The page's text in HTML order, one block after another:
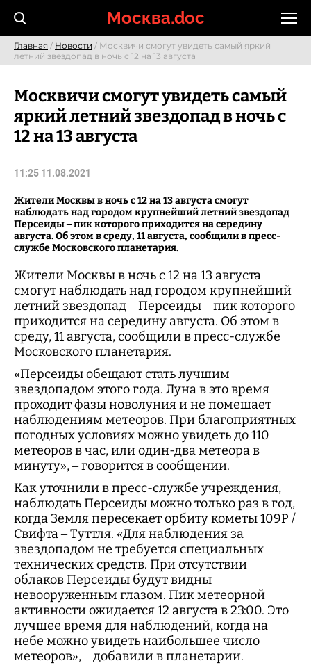
Москва.doc
Главная / Новости / Москвичи смогут увидеть самый яркий
летний звездопад в ночь с 12 на 13 августа
Москвичи смогут увидеть самый
яркий летний звездопад в ночь с
12 на 13 августа
11:25 11.08.2021
Жители Москвы в ночь с 12 на 13 августа смогут
наблюдать над городом крупнейший летний звездопад –
Персеиды – пик которого приходится на середину
августа. Об этом в среду, 11 августа, сообщили в пресс-
службе Московского планетария.
Жители Москвы в ночь с 12 на 13 августа
смогут наблюдать над городом крупнейший
летний звездопад – Персеиды – пик которого
приходится на середину августа. Об этом в
среду, 11 августа, сообщили в пресс-службе
Московского планетария.
«Персеиды обещают стать лучшим
звездопадом этого года. Луна в это время
проходит фазы новолуния и не помешает
наблюдениям метеоров. При благоприятных
погодных условиях можно увидеть до 110
метеоров в час, или один-два метеора в
минуту», – говорится в сообщении.
Как уточнили в пресс-службе учреждения,
наблюдать Персеиды можно только раз в год,
когда Земля пересекает орбиту кометы 109Р /
Свифта – Туттля. «Для наблюдения за
звездопадом не требуется специальных
технических средств. При отсутствии
облаков Персеиды будут видны
невооруженным глазом. Пик метеорной
активности ожидается 12 августа в 23:00. Это
лучшее время для наблюдений, когда на
небе можно увидеть наибольшее число
метеоров», – добавили в планетарии.